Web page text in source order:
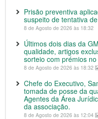
Prisão preventiva
suspeito de tentativa
8 de Agosto de 2026 às 18:32
Últimos dois dias da
qualidade, artigos
sorteio com prémios
8 de Agosto de 2026 às 18:32
Chefe do Executivo,
tomada de posse da
Agentes da Área
da associação.
8 de Agosto de 2026 às 12:04